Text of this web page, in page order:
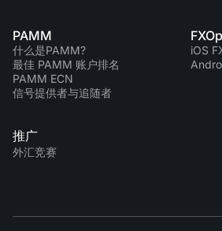
PAMM
什么是PAMM?
最佳 PAMM 账户排名
PAMM ECN
信号提供者与追随者
iOS
推广
外汇竞赛